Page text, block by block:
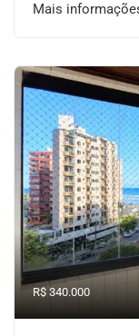
Mais
R$ 340.000